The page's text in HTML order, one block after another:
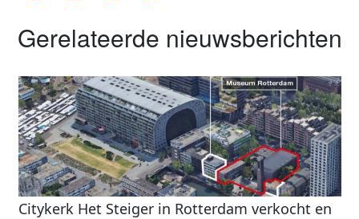
Gerelateerde nieuwsberichten
Citykerk Het Steiger in Rotterdam verkocht en